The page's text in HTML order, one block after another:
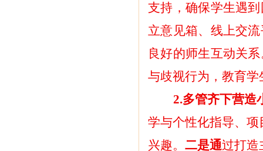
支持，确保学生遇
立意见箱、线上交
良好的师生互动关
与歧视行为，教育
2.多管齐下营造
学与个性化指导、
兴趣。二是通过打造